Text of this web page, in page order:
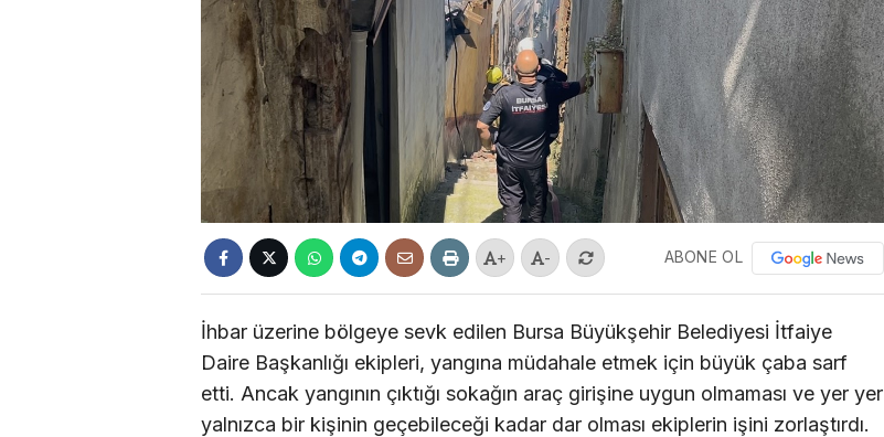
+ - ABONE OL
İhbar üzerine bölgeye sevk edilen Bursa Büyükşehir Belediyesi İtfaiye
Daire Başkanlığı ekipleri, yangına müdahale etmek için büyük çaba sarf
etti. Ancak yangının çıktığı sokağın araç girişine uygun olmaması ve yer yer
yalnızca bir kişinin geçebileceği kadar dar olması ekiplerin işini zorlaştırdı.